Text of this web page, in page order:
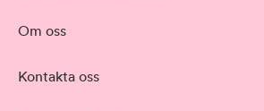
Behandling
Akut tandvård
Om oss
Kontakta oss